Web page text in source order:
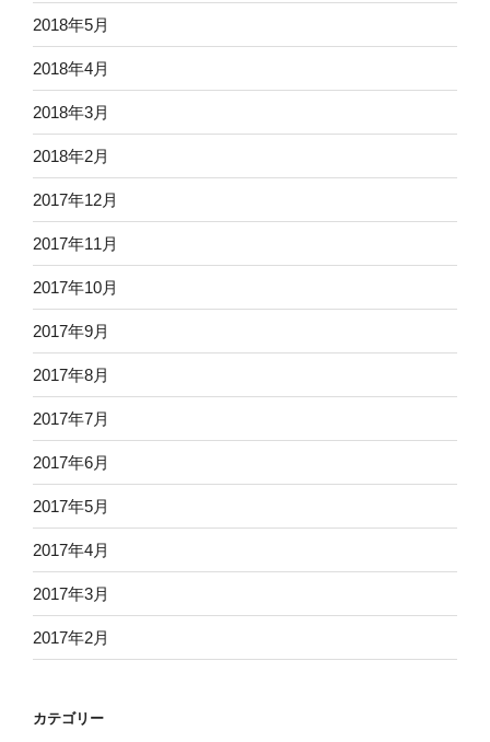
2018年5月
2018年4月
2018年3月
2018年2月
2017年12月
2017年11月
2017年10月
2017年9月
2017年8月
2017年7月
2017年6月
2017年5月
2017年4月
2017年3月
2017年2月
カテゴリー